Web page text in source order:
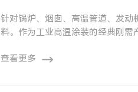
针对锅炉、烟囱、高温管道、发
料。作为工业高温涂装的经典刚
查看更多